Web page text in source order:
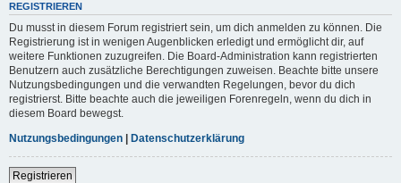
REGISTRIEREN
Du musst in diesem Forum registriert sein, um dich anmelden zu können. Die
Registrierung ist in wenigen Augenblicken erledigt und ermöglicht dir, auf
weitere Funktionen zuzugreifen. Die Board-Administration kann registrierten
Benutzern auch zusätzliche Berechtigungen zuweisen. Beachte bitte unsere
Nutzungsbedingungen und die verwandten Regelungen, bevor du dich
registrierst. Bitte beachte auch die jeweiligen Forenregeln, wenn du dich in
diesem Board bewegst.
Nutzungsbedingungen | Datenschutzerklärung
Registrieren